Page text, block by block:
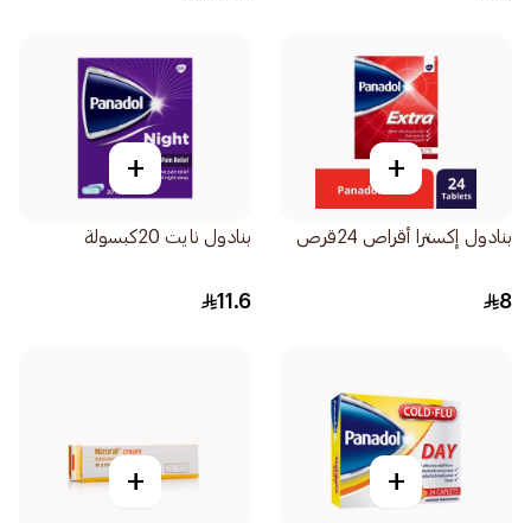
+
بنادول إكسترا أقراص 24قرص
8
+
بنادول نايت 20كبسولة
11.6
+
+